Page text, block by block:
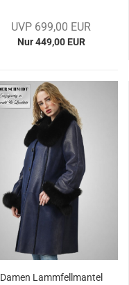
UVP 699,00 EUR
Nur 449,00 EUR
Damen Lamm­fell­man­tel